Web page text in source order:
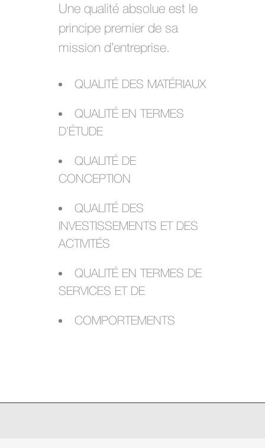
Une qualité absolue est le
principe premier de sa
mission d’entreprise.
QUALITÉ DES MATÉRIAUX
QUALITÉ EN TERMES
D’ÉTUDE
QUALITÉ DE
CONCEPTION
QUALITÉ DES
INVESTISSEMENTS ET DES
ACTIVITÉS
QUALITÉ EN TERMES DE
SERVICES ET DE
COMPORTEMENTS